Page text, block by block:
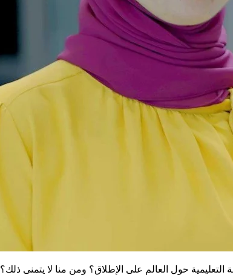
حول العالم على الإطلاق؟ ومن منا لا يتمنى ذلك؟